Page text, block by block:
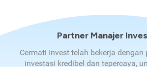
Partner Manajer
Cermati Invest telah bekerja dengan
investasi kredibel dan tepercaya,